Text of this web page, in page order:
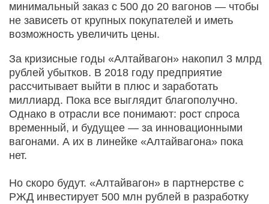
минимальный заказ с 500 до 20 вагонов — чтобы
не зависеть от крупных покупателей и иметь
возможность увеличить цены.
За кризисные годы «Алтайвагон» накопил 3 млрд
рублей убытков. В 2018 году предприятие
рассчитывает выйти в плюс и заработать
миллиард. Пока все выглядит благополучно.
Однако в отрасли все понимают: рост спроса
временный, и будущее — за инновационными
вагонами. А их в линейке «Алтайвагона» пока
нет.
Но скоро будут. «Алтайвагон» в партнерстве с
РЖД инвестирует 500 млн рублей в разработку